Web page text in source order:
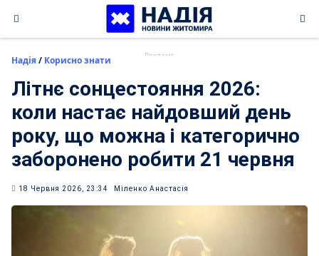
content
Надія/ Корисно знати
Літнє сонцестояння 2026:
коли настає найдовший день
року, що можна і категорично
заборонено робити 21 червня
18 Червня 2026, 23:34 Міленко Анастасія